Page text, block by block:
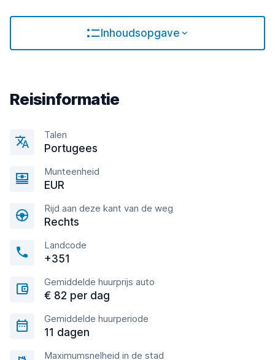
Inhoudsopgave
Reisinformatie
Talen
Portugees
Munteenheid
EUR
Rijd aan deze kant van de weg
Rechts
Landcode
+351
Gemiddelde huurprijs auto
€ 82 per dag
Gemiddelde huurperiode
11 dagen
Maximumsnelheid in de stad